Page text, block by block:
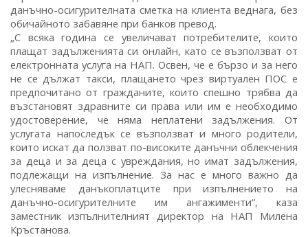
данъчно-осигурителната сметка на клиента веднага, без
обичайното забавяне при банков превод.
„С всяка година се увеличават потребителите, които
плащат задълженията си онлайн, като се възползват от
електронната услуга на НАП. Освен, че е бързо и за него
не се дължат такси, плащането чрез виртуален ПОС е
предпочитано от гражданите, които спешно трябва да
възстановят здравните си права или им е необходимо
удостоверение, че няма неплатени задължения. От
услугата напоследък се възползват и много родители,
които искат да ползват по-високите данъчни облекчения
за деца и за деца с увреждания, но имат задължения,
подлежащи на изпълнение. За нас е много важно да
улесняваме данъкоплатците при изпълнението на
данъчно-осигурителните им ангажименти“, каза
заместник изпълнителният директор на НАП Милена
Кръстанова.